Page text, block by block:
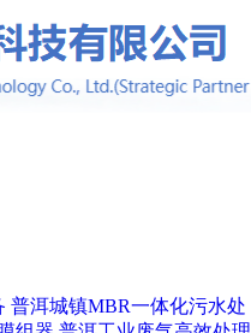
普洱城镇MBR一体化污水处